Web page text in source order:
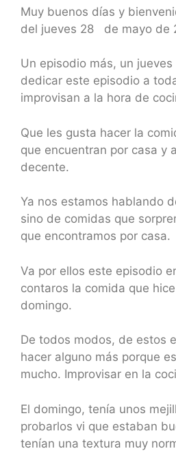
LINK
EMBED
Muy buenos días y
del jueves 28 de mayo de
Un episodio más, un
dedicar este episodio a
improvisan a la hora de
Que les gusta hacer la
que encuentran por casa y
decente.
Ya nos estamos hablando
sino de comidas que
que encontramos por casa.
Va por ellos este episodio
contaros la comida que
domingo.
De todos modos, de estos
hacer alguno más porque
mucho. Improvisar en la
El domingo, tenía unos
probarlos vi que estaban
tenían una textura muy